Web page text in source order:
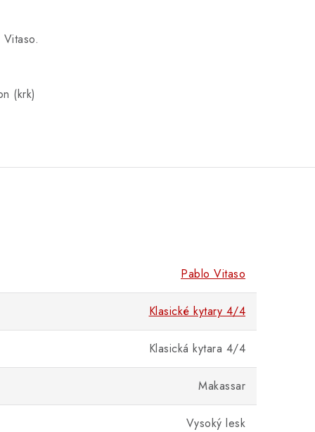
(krk)
Pablo Vitaso
Klasické kytary 4/4
Klasická kytara 4/4
Makassar
Vysoký lesk